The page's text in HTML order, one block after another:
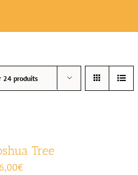
24 produits
Tree
€